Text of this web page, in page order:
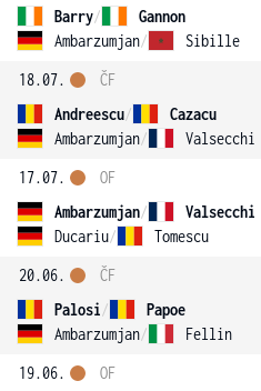
Barry/
Gannon
Ambarzumjan/ Sibille
18.07.
Andreescu/
Cazacu
Ambarzumjan/ Valsecchi
ČF
17.07.
Ambarzumjan/
Valsecchi
Ducariu/ Tomescu
OF
20.06.
Palosi/
Papoe
Ambarzumjan/ Fellin
ČF
19.06.
OF